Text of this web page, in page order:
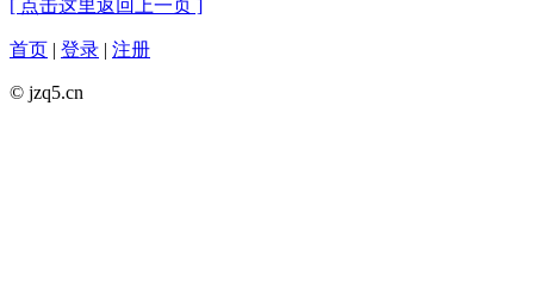
[ 点击这里返回上一页 ]
首页 | 登录 | 注册
© jzq5.cn